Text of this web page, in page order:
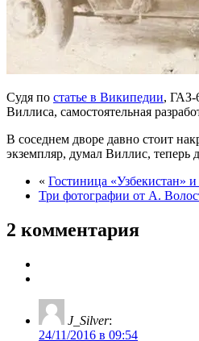
Судя по статье в Википедии, ГАЗ-
Виллиса, самостоятельная
В соседнем дворе давно стоит
экземпляр, думал Виллис,
« Гостиница «Узбекистан»
Три фотографии от А.
2 комментария
J_Silver:
24/11/2016 в 09:54